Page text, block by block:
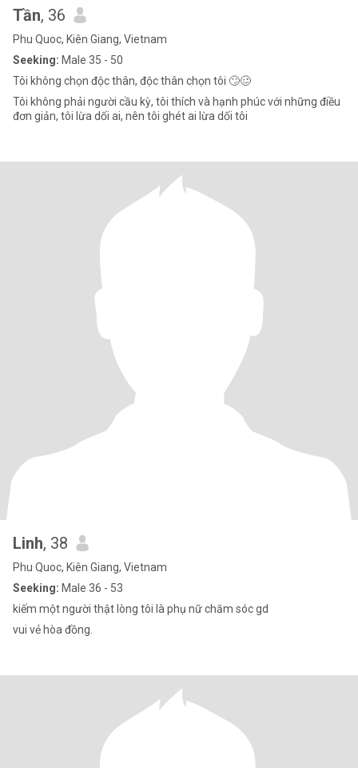
Tần, 36
Phu Quoc, Kiên Giang, Vietnam
Seeking: Male 35 - 50
Tôi không chọn độc thân, độc thân chọn tôi 🙄🥴
Tôi không phải người cầu kỳ, tôi thích và hạnh phúc với những điều
đơn giản, tôi lừa dối ai, nên tôi ghét ai lừa dối tôi
Linh, 38
Phu Quoc, Kiên Giang, Vietnam
Seeking: Male 36 - 53
kiếm một người thật lòng tôi là phụ nữ chăm sóc gd
vui vẻ hòa đồng.